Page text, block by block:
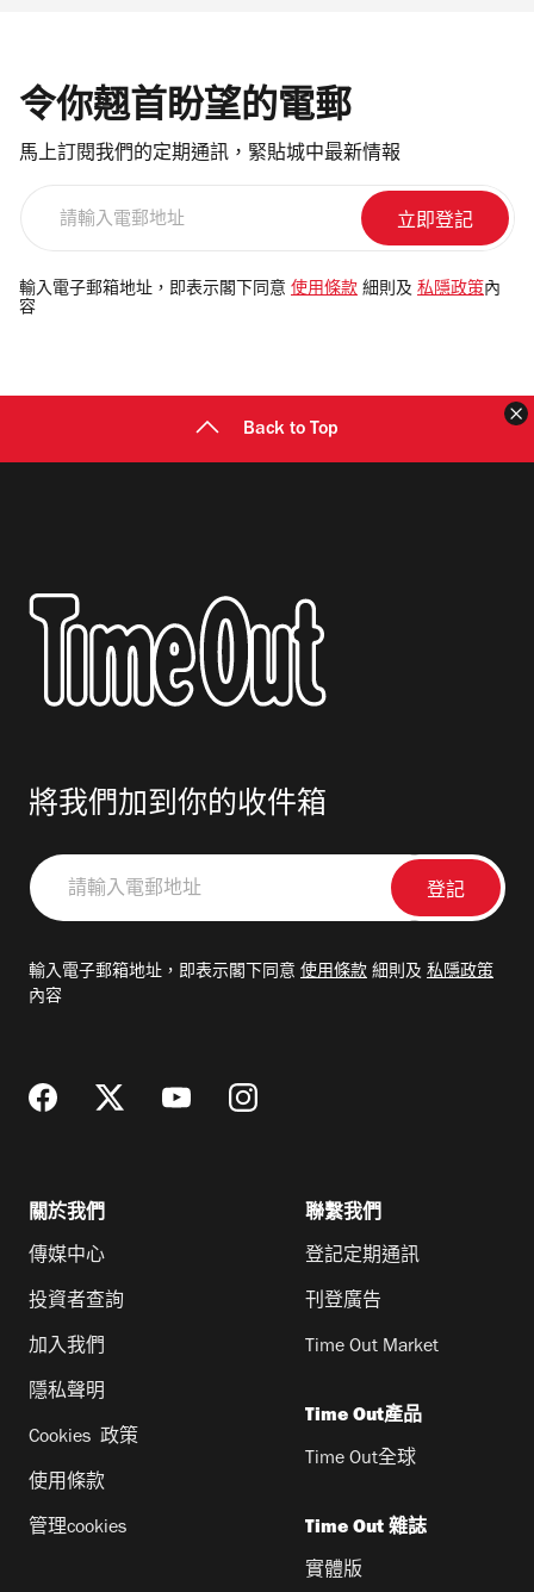
令你翹首盼望的電郵
馬上訂閱我們的定期通訊，緊貼城中最新情報
電
郵
輸入電子郵箱地址，即表示閣下同意 使用條款 細則及 私隱政策 內
容
Back to Top
將我們加到你的收件箱
請
輸
郵
輸入電子郵箱地址，即表示閣下同意 使用條款 細則及 私隱政策
內容
關於我們
傳媒中心
投資者查詢
加入我們
隱私聲明
Cookies 政策
使用條款
管理cookies
聯繫我們
登記定期通訊
刊登廣告
Time Out Market
Time Out產品
Time Out全球
Time Out 雜誌
實體版